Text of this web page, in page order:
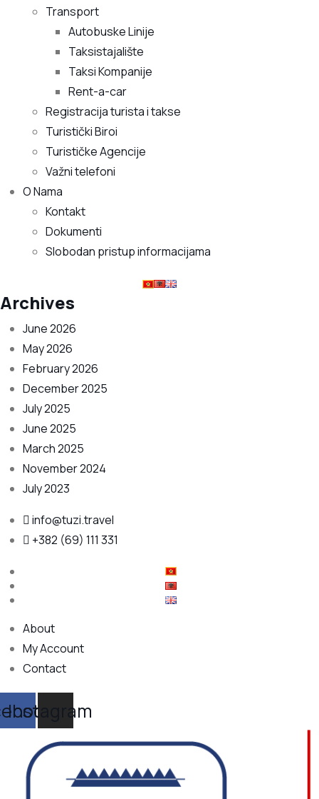
Transport
Autobuske Linije
Taksistajalište
Taksi Kompanije
Rent-a-car
Registracija turista i takse
Turistički Biroi
Turističke Agencije
Važni telefoni
O Nama
Kontakt
Dokumenti
Slobodan pristup informacijama
Archives
June 2026
May 2026
February 2026
December 2025
July 2025
June 2025
March 2025
November 2024
July 2023
info@tuzi.travel
+382 (69) 111 331
About
My Account
Contact
Instagram